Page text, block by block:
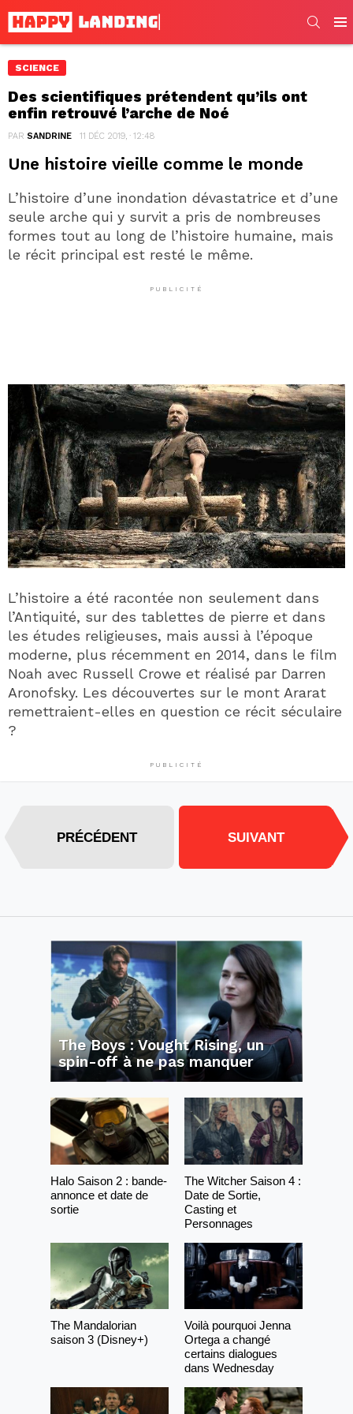
SCIENCE
Des scientifiques prétendent qu’ils ont
enfin retrouvé l’arche de Noé
PAR SANDRINE 11 DÉC 2019, · 12:48
Une histoire vieille comme le monde
L’histoire d’une inondation dévastatrice et d’une
seule arche qui y survit a pris de nombreuses
formes tout au long de l’histoire humaine, mais
le récit principal est resté le même.
PUBLICITÉ
L’histoire a été racontée non seulement dans
l’Antiquité, sur des tablettes de pierre et dans
les études religieuses, mais aussi à l’époque
moderne, plus récemment en 2014, dans le film
Noah avec Russell Crowe et réalisé par Darren
Aronofsky. Les découvertes sur le mont Ararat
remettraient-elles en question ce récit séculaire
?
PUBLICITÉ
PRÉCÉDENT SUIVANT
The Boys : Vought Rising, un
spin-off à ne pas manquer
Halo Saison 2 : bande-
annonce et date de
sortie
The Witcher Saison 4 :
Date de Sortie,
Casting et
Personnages
The Mandalorian
saison 3 (Disney+)
Voilà pourquoi Jenna
Ortega a changé
certains dialogues
dans Wednesday